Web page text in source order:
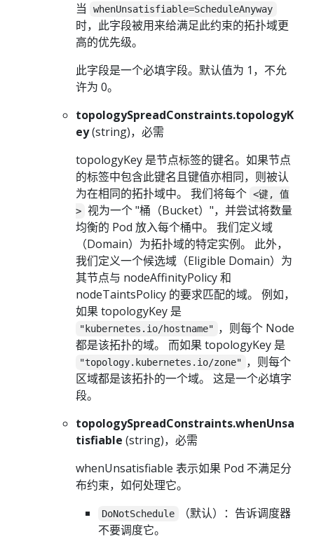
当
whenUnsatisfiable=ScheduleAnyway
时，此字段被用来给满足此约束的拓扑域更
高的优先级。
此字段是一个必填字段。默认值为 1，不允
许为 0。
topologySpreadConstraints.topologyK
ey(string)，必需
topologyKey 是节点标签的键名。如果节点
的标签中包含此键名且键值亦相同，则被认
为在相同的拓扑域中。 我们将每个 <键, 值
> 视为一个 "桶（Bucket）"，并尝试将数量
均衡的 Pod 放入每个桶中。 我们定义域
（Domain）为拓扑域的特定实例。 此外，
我们定义一个候选域（Eligible Domain）为
其节点与 nodeAffinityPolicy 和
nodeTaintsPolicy 的要求匹配的域。 例如，
如果 topologyKey 是
"kubernetes.io/hostname" ，则每个 Node
都是该拓扑的域。 而如果 topologyKey 是
"topology.kubernetes.io/zone" ，则每个
区域都是该拓扑的一个域。 这是一个必填字
段。
topologySpreadConstraints.whenUnsa
tisfiable (string)，必需
whenUnsatisfiable 表示如果 Pod 不满足分
布约束，如何处理它。
DoNotSchedule
（默认）：告诉调度器
不要调度它。